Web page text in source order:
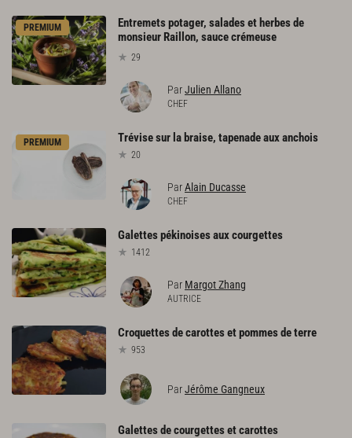
PREMIUM
Entremets potager, salades et herbes de
monsieur Raillon, sauce crémeuse
29
ParJulien Allano
CHEF
PREMIUM Trévisesur la braise, tapenadeauxanchois
20
ParAlain Ducasse
CHEF
Galettespékinoisesauxcourgettes
1412
Par Margot Zhang
AUTRICE
Croquettesdecarottesetpommesdeterre
953
ParJérôme Gangneux
Galettesdecourgettesetcarottes